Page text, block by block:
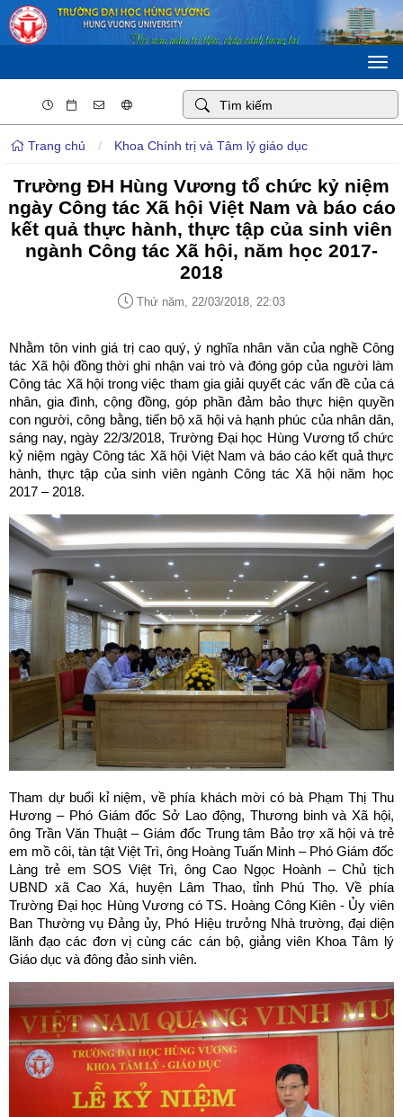
Trang chủ / Khoa Chính trị và Tâm lý giáo dục
Trường ĐH Hùng Vương tổ chức kỷ niệm
ngày Công tác Xã hội Việt Nam và báo cáo
kết quả thực hành, thực tập của sinh viên
ngành Công tác Xã hội, năm học 2017-
2018
Thứ năm, 22/03/2018, 22:03
Nhằm tôn vinh giá trị cao quý, ý nghĩa nhân văn của nghề Công
tác Xã hội đồng thời ghi nhận vai trò và đóng góp của người làm
Công tác Xã hội trong việc tham gia giải quyết các vấn đề của cá
nhân, gia đình, cộng đồng, góp phần đảm bảo thực hiện quyền
con người, công bằng, tiến bộ xã hội và hạnh phúc của nhân dân,
sáng nay, ngày 22/3/2018, Trường Đại học Hùng Vương tổ chức
kỷ niệm ngày Công tác Xã hội Việt Nam và báo cáo kết quả thực
hành, thực tập của sinh viên ngành Công tác Xã hội năm học
2017 – 2018.
Tham dự buổi kỉ niệm, về phía khách mời có bà Phạm Thị Thu
Hương – Phó Giám đốc Sở Lao động, Thương binh và Xã hội,
ông Trần Văn Thuật – Giám đốc Trung tâm Bảo trợ xã hội và trẻ
em mồ côi, tàn tật Việt Trì, ông Hoàng Tuấn Minh – Phó Giám đốc
Làng trẻ em SOS Việt Trì, ông Cao Ngọc Hoành – Chủ tịch
UBND xã Cao Xá, huyện Lâm Thao, tỉnh Phú Thọ. Về phía
Trường Đại học Hùng Vương có TS. Hoàng Công Kiên - Ủy viên
Ban Thường vụ Đảng ủy, Phó Hiệu trưởng Nhà trường, đại diện
lãnh đạo các đơn vị cùng các cán bộ, giảng viên Khoa Tâm lý
Giáo dục và đông đảo sinh viên.